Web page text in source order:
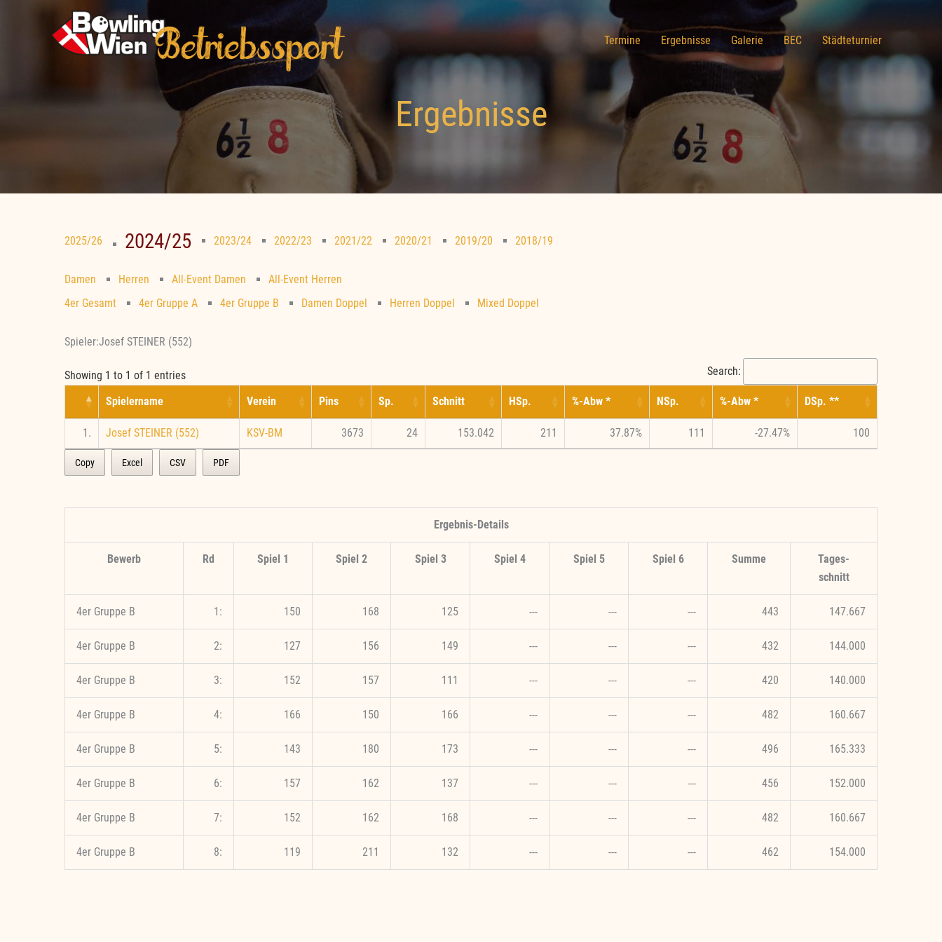
Termine Ergebnisse Galerie BEC Städteturnier
Ergebnisse
2025/26 2024/25 2023/24 2022/23 2021/22 2020/21 2019/20 2018/19
Damen Herren All-Event Damen
All-Event Herren
4er Gesamt
4er Gruppe A 4er Gruppe B Damen Doppel Herren Doppel Mixed Doppel
Spieler:Josef STEINER (552)
Showing 1 to 1 of 1 entries Search:
Spielername Verein Pins Sp. Schnitt HSp. %-Abw * NSp. %-Abw * DSp. **
1. Josef STEINER (552) KSV-BM 3673 24 153.042 211 37.87% 111 -27.47% 100
Copy Excel CSV PDF
Ergebnis-Details
Bewerb Rd Spiel 1 Spiel 2 Spiel 3 Spiel 4 Spiel 5 Spiel 6 Summe
Tages-
schnitt
4er Gruppe B 1: 150 168 125 --- --- --- 443 147.667
4er Gruppe B 2: 127 156 149 --- --- --- 432 144.000
4er Gruppe B 3: 152 157 111 --- --- --- 420 140.000
4er Gruppe B 4: 166 150 166 --- --- --- 482 160.667
4er Gruppe B 5: 143 180 173 --- --- --- 496 165.333
4er Gruppe B 6: 157 162 137 --- --- --- 456 152.000
4er Gruppe B 7: 152 162 168 --- --- --- 482 160.667
4er Gruppe B 8: 119 211 132 --- --- --- 462 154.000